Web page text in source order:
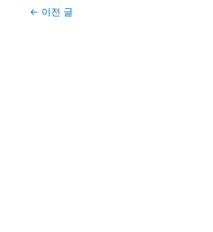
Post← 이전 글